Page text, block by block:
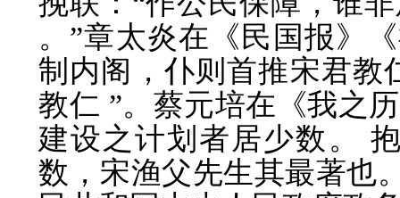
。”章太炎在《民国报》
制内阁，仆则首推宋君教
教仁 ”。蔡元培在《我之
建设之计划者居少数。
数，宋渔父先生其最著也